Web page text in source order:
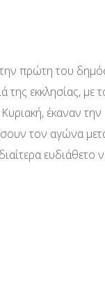
πρώτη του
της εκκλησίας, με
έκαναν την
τον αγώνα
ευδιάθετο